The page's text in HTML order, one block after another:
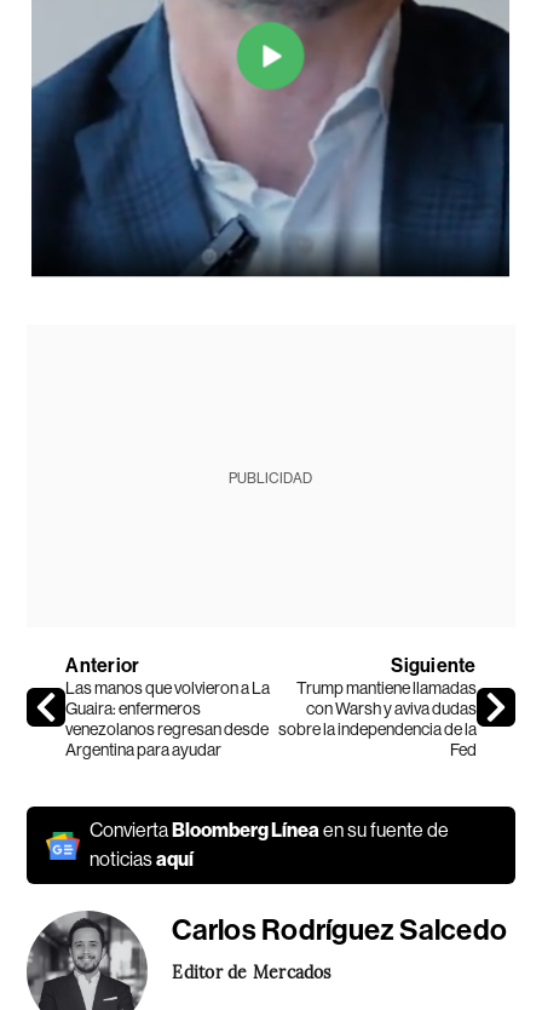
PUBLICIDAD
Anterior
Las manos que volvieron a La
Guaira: enfermeros
venezolanos regresan desde
Argentina para ayudar
Siguiente
Trump mantiene llamadas
con Warsh y aviva dudas
sobre la independencia de la
Fed
Convierta Bloomberg Líneaen su fuente de
noticiasaquí
Carlos Rodríguez Salcedo
Editor de Mercados